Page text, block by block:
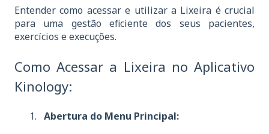
Entender como acessar e utilizar a Lixeira é crucial
para uma gestão eficiente dos seus pacientes,
exercícios e execuções.
Como Acessar a Lixeira no Aplicativo
Kinology:
Abertura do Menu Principal: